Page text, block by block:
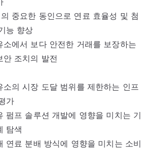
중요한 동인으로 연료 효율성 및 첨
능 향상
소에서 보다 안전한 거래를 보장하는
안 조치의 발전
소의 시장 도달 범위를 제한하는 인프
가
펌프 솔루션 개발에 영향을 미치는 기
탐색
연료 분배 방식에 영향을 미치는 소비